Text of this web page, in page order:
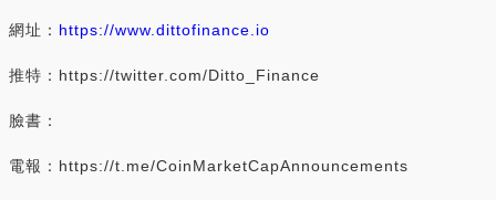
網址： https://www.dittofinance.io
推特：https://twitter.com/Ditto_Finance
臉書：
電報：https://t.me/CoinMarketCapAnnouncements